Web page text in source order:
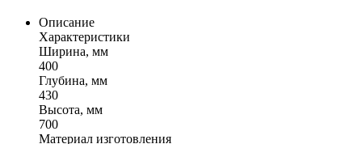
Описание
Характеристики
Ширина, мм
400
Глубина, мм
430
Высота, мм
700
Материал изготовления